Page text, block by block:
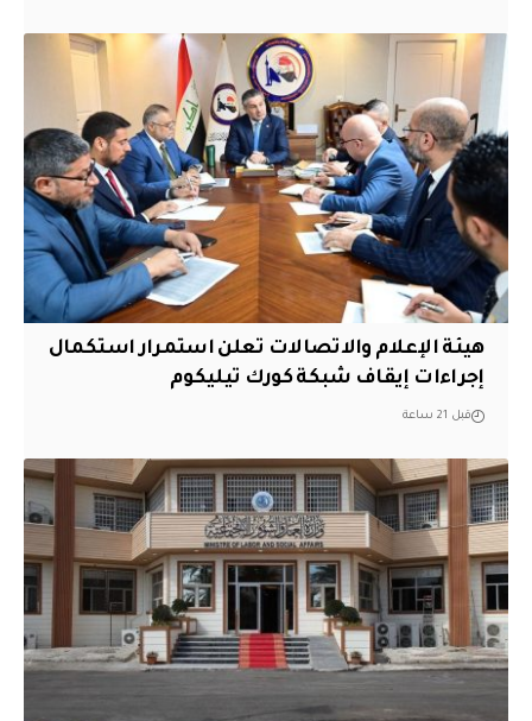
هيئة الإعلام والاتصالات تعلن استمرار استكمال
إجراءات إيقاف شبكة كورك تيليكوم
قبل 21 ساعة